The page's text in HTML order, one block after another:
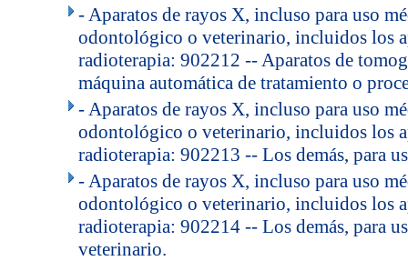
- Aparatos de rayos X, incluso para uso
odontológico o veterinario, incluidos los
radioterapia: 902212 -- Aparatos de
máquina automática de tratamiento o
- Aparatos de rayos X, incluso para uso
odontológico o veterinario, incluidos los
radioterapia: 902213 -- Los demás, para
- Aparatos de rayos X, incluso para uso
odontológico o veterinario, incluidos los
radioterapia: 902214 -- Los demás, para
veterinario.